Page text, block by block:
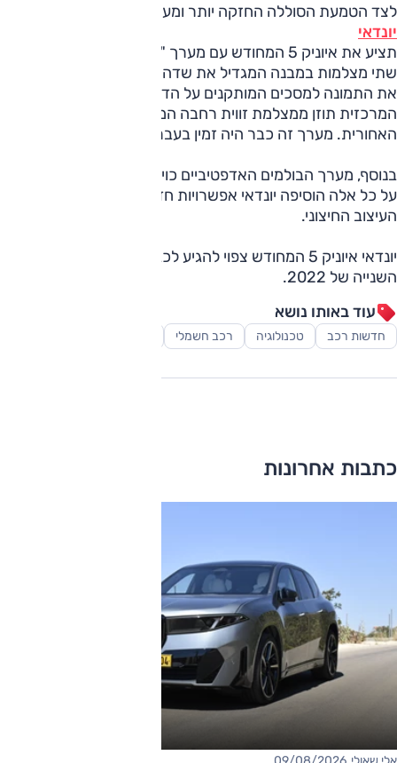
לצד הטמעת הסוללה החזקה יותר ומערכת החימום,
יונדאי
תציע את איוניק 5 המחודש עם מערך "מראות דיגיטליות". בחוץ
שתי מצלמות במבנה המגדיל את שדה הראייה, ואלה מקרינות
את התמונה למסכים המותקנים על הדלתות. ה"מראה"
המרכזית תוזן ממצלמת זווית רחבה המותקנת מתחת לכנף
האחורית. מערך זה כבר היה זמין בעבר בשוק הקוריאני.
בנוסף, מערך הבולמים האדפטיביים כויל לשיפור נוחות הנסיעה.
על כל אלה הוסיפה יונדאי אפשרויות חדשות להתאמה אישית של
העיצוב החיצוני.
יונדאי איוניק 5 המחודש צפוי להגיע לכבישי אירופה במחצית
השנייה של 2022.
עוד באותו נושא
חדשות רכב טכנולוגיה רכב חשמלי
כתבות אחרונות